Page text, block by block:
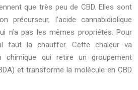
que très peu de CBD. Elles sont
précurseur, l’acide cannabidiolique
n’a pas les mêmes propriétés. Pour
faut la chauffer. Cette chaleur va
chimique qui retire un groupement
et transforme la molécule en CBD